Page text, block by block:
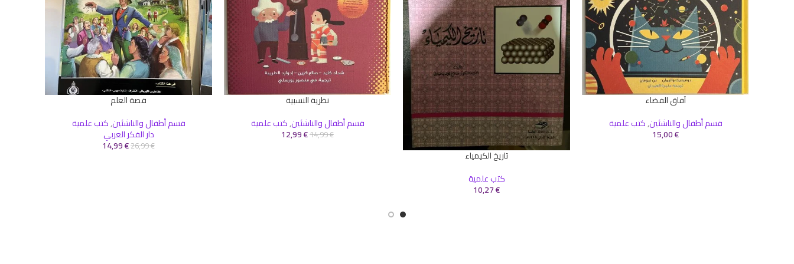
آفاق الفضاء
قسم أطفال والناشئين,كتب علمية
15,00€
تاريخ الكيمياء
كتب علمية
10,27€
نظرية النسبية
قسم أطفال والناشئين,كتب علمية
14,99€
12,99€
قصة العلم
قسم أطفال والناشئين,كتب علمية
دار الفكر العربي
26,99€
14,99€